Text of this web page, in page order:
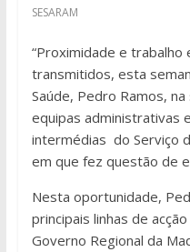
SESARAM
“Proximidade e trabalho
transmitidos, esta
Saúde, Pedro Ramos,
equipas administrativas
intermédias do Serviço
em que fez questão de
Nesta oportunidade,
principais linhas de
Governo Regional da